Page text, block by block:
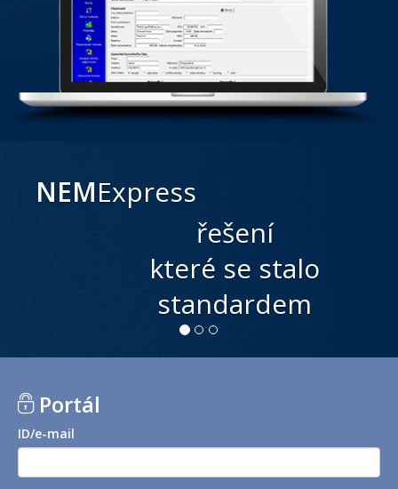
NEMExpress
řešení
které se stalo
standardem
Portál
ID/e-mail